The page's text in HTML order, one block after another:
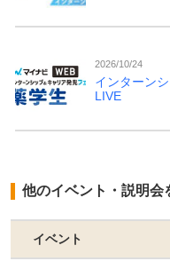
2026/10/24
インターン
LIVE
他のイベント・説明会
イベント